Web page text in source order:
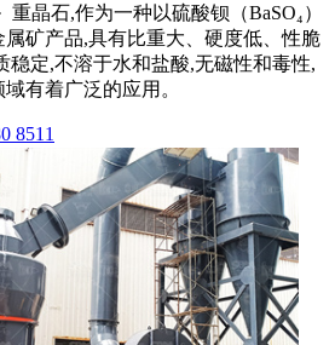
重晶石,作为一种以硫酸钡（BaSO₄）
矿产品,具有比重大、硬度低、性脆
稳定,不溶于水和盐酸,无磁性和毒性,
有着广泛的应用。
8511